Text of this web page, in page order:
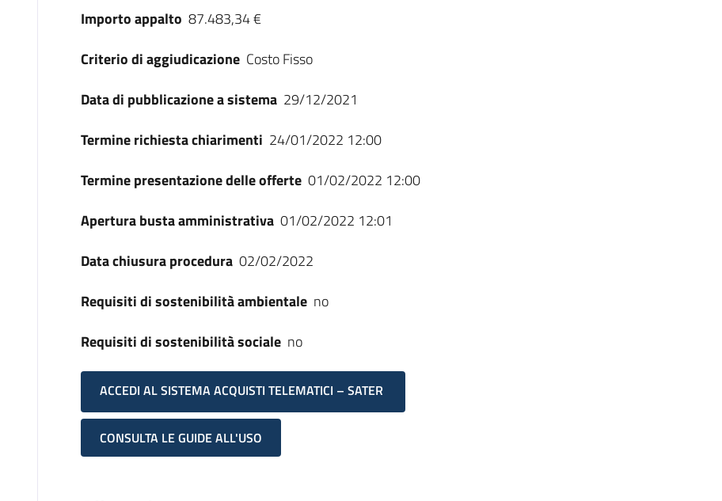
Importo appalto 87.483,34 €
Criterio di aggiudicazione Costo Fisso
Data di pubblicazione a sistema 29/12/2021
Termine richiesta chiarimenti 24/01/2022 12:00
Termine presentazione delle offerte 01/02/2022 12:00
Apertura busta amministrativa 01/02/2022 12:01
Data chiusura procedura 02/02/2022
Requisiti di sostenibilità ambientale no
Requisiti di sostenibilità sociale no
ACCEDI AL SISTEMA ACQUISTI TELEMATICI – SATER
CONSULTA LE GUIDE ALL'USO